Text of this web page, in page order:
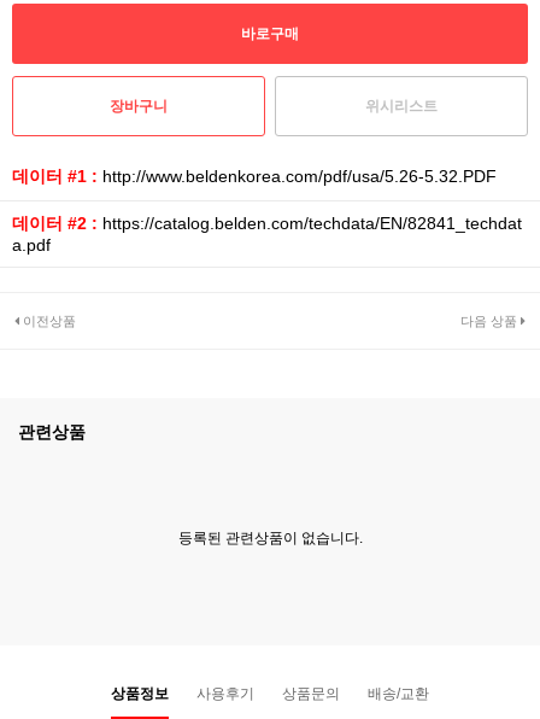
위시리스트
데이터 #1 : http://www.beldenkorea.com/pdf/usa/5.26-5.32.PDF
데이터 #2 : https://catalog.belden.com/techdata/EN/82841_techdat
a.pdf
이전상품 다음 상품
관련상품
등록된 관련상품이 없습니다.
상품정보 사용후기 상품문의 배송/교환